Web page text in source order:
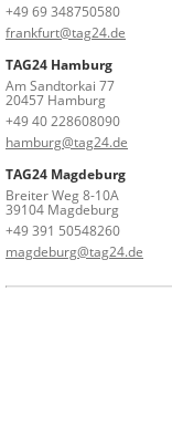
+49 69 348750580
frankfurt@tag24.de
TAG24 Hamburg
Am Sandtorkai 77
20457 Hamburg
+49 40 228608090
hamburg@tag24.de
TAG24 Magdeburg
Breiter Weg 8-10A
39104 Magdeburg
+49 391 50548260
magdeburg@tag24.de